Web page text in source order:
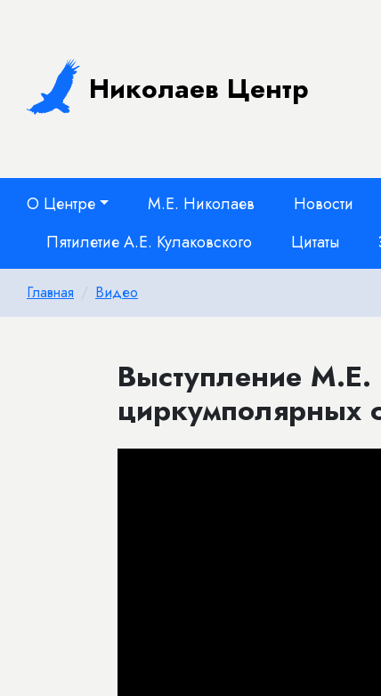
Николаев Центр
О Центре М.Е. Николаев Новости
Пятилетие А.Е. Кулаковского
Цитаты
Главная Видео
Выступление